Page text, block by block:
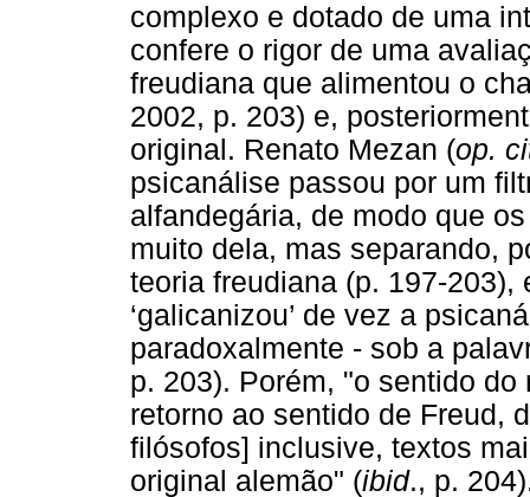
complexo e dotado de uma
confere o rigor de uma
freudiana que alimentou o
2002, p. 203) e,
original. Renato Mezan (op.
psicanálise passou por um
alfandegária, de modo que
muito dela, mas separando,
teoria freudiana (p. 197-
‘galicanizou’ de vez a
paradoxalmente - sob a
p. 203). Porém, "o sentido
retorno ao sentido de Freud,
filósofos] inclusive, textos
original alemão" (ibid., p.